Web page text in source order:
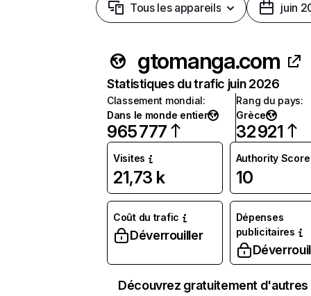
Tous les appareils juin
gtomanga.com
Statistiques du trafic juin 2026
Classement mondial:
Dans le monde entier
965 777
Rang du pays:
Grèce
32 921
Visites
21,73 k
Authority Score
10
Coût du trafic
Déverrouiller
Dépenses
publicitaires
Découvrez gratuitement d'autres